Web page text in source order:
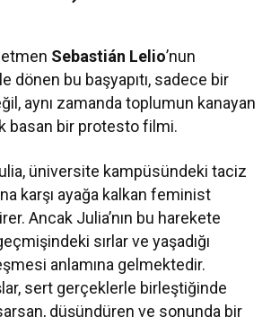
Sebastián Lelio’nun
dönen bu başyapıtı, sadece bir
aynı zamanda toplumun kanayan
basan bir protesto filmi.
üniversite kampüsündeki taciz
karşı ayağa kalkan feminist
Ancak Julia’nın bu harekete
sırlar ve yaşadığı
anlamına gelmektedir.
sert gerçeklerle birleştiğinde
düşündüren ve sonunda bir